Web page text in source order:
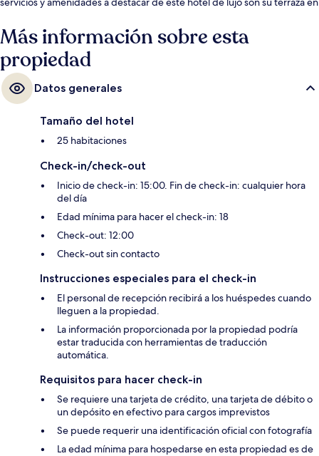
Más información sobre esta
propiedad
Datos generales
Tamaño del hotel
25 habitaciones
Check-in/check-out
Inicio de check-in: 15:00. Fin de check-in: cualquier hora
del día
Edad mínima para hacer el check-in: 18
Check-out: 12:00
Check-out sin contacto
Instrucciones especiales para el check-in
El personal de recepción recibirá a los huéspedes cuando
lleguen a la propiedad.
La información proporcionada por la propiedad podría
estar traducida con herramientas de traducción
automática.
Requisitos para hacer check-in
Se requiere una tarjeta de crédito, una tarjeta de débito o
un depósito en efectivo para cargos imprevistos
Se puede requerir una identificación oficial con fotografía
La edad mínima para hospedarse en esta propiedad es de